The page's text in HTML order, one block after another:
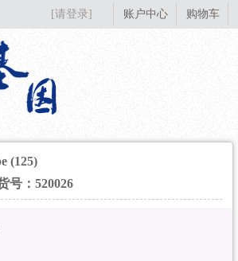
[请登录] 账户中心 购物车
(125)
号：520026